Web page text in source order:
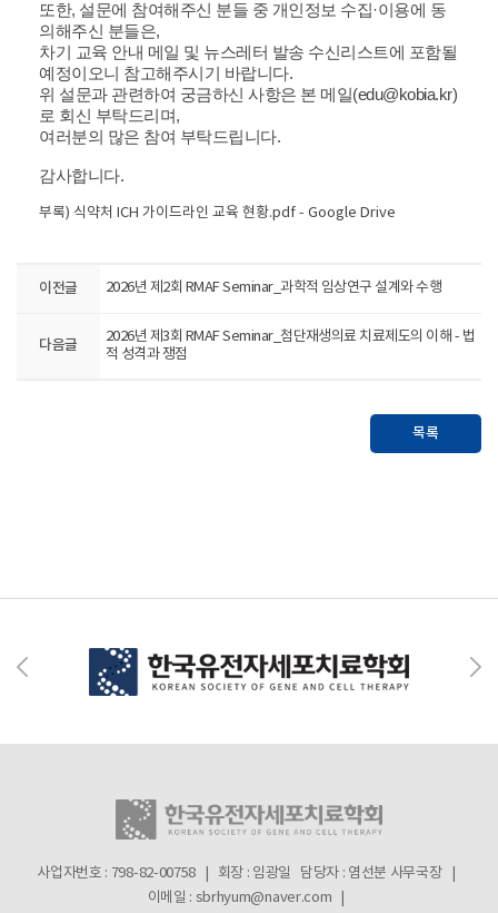
또한, 설문에 참여해주신 분들 중 개인정보 수집·이용에 동
의해주신 분들은,
차기 교육 안내 메일 및 뉴스레터 발송 수신리스트에 포함될
예정이오니 참고해주시기 바랍니다.
위 설문과 관련하여 궁금하신 사항은 본 메일(edu@kobia.kr)
로 회신 부탁드리며,
여러분의 많은 참여 부탁드립니다.
감사합니다.
부록) 식약처 ICH 가이드라인 교육 현황.pdf - Google Drive
이전글 2026년 제2회 RMAF Seminar_과학적 임상연구 설계와 수행
다음글
2026년 제3회 RMAF Seminar_첨단재생의료 치료제도의 이해 - 법
적 성격과 쟁점
목록
사업자번호 : 798-82-00758 | 회장 : 임광일 담당자 : 염선분 사무국장 |
이메일 : sbrhyum@naver.com |